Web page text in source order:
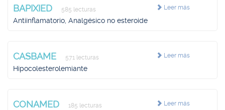
Leer más
BAPIXIED 585 lecturas
Antiinflamatorio, Analgésico no esteroide
Leer más
CASBAME 571 lecturas
Hipocolesterolemiante
Leer más
CONAMED 185 lecturas